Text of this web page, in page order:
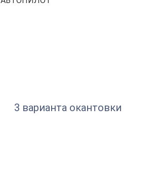
3 варианта окантовки